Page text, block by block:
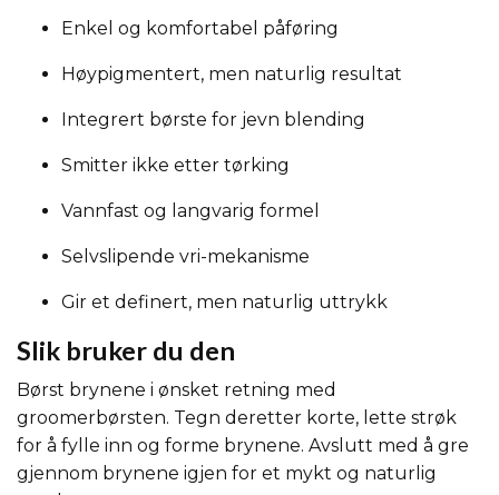
Enkel og komfortabel påføring
Høypigmentert, men naturlig resultat
Integrert børste for jevn blending
Smitter ikke etter tørking
Vannfast og langvarig formel
Selvslipende vri-mekanisme
Gir et definert, men naturlig uttrykk
Slik bruker du den
Børst brynene i ønsket retning med
groomerbørsten. Tegn deretter korte, lette strøk
for å fylle inn og forme brynene. Avslutt med å gre
gjennom brynene igjen for et mykt og naturlig